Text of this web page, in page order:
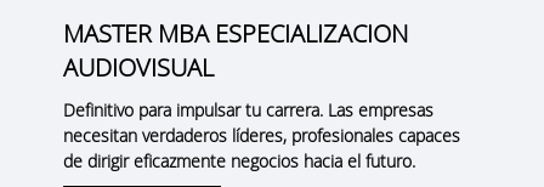
MASTER MBA ESPECIALIZACION
AUDIOVISUAL
Definitivo para impulsar tu carrera. Las empresas
necesitan verdaderos líderes, profesionales capaces
de dirigir eficazmente negocios hacia el futuro.